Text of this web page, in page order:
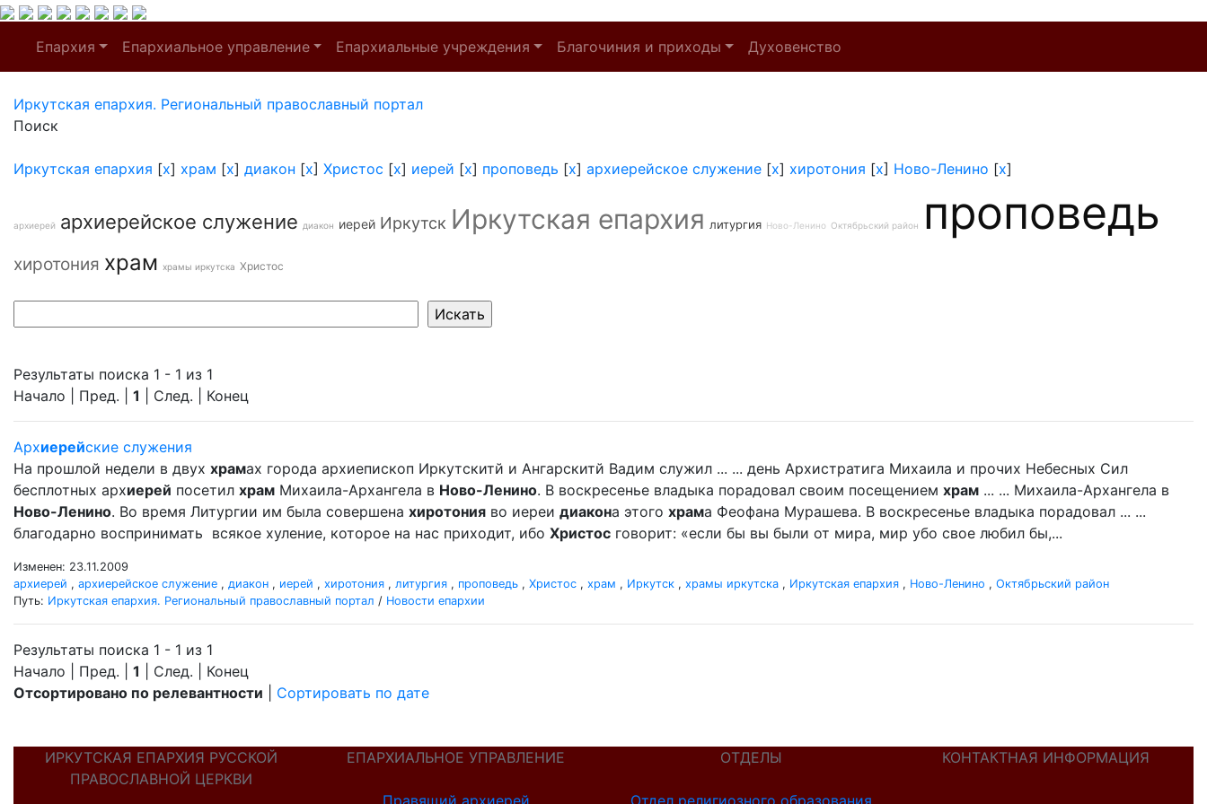
Епархия Епархиальное управление Епархиальные учреждения Благочиния и приходы Духовенство
Иркутская епархия. Региональный православный портал
Поиск
Иркутская епархия [x] храм [x] диакон [x] Христос [x] иерей [x] проповедь [x] архиерейское служение [x] хиротония [x] Ново-Ленино [x]
архиерей архиерейское служение диакон иерей Иркутск Иркутская епархия литургия Ново-Ленино Октябрьский район проповедь
хиротония храм храмы иркутска Христос
Результаты поиска 1 - 1 из 1
Начало | Пред. | 1 | След. | Конец
Архиерейские служения
На прошлой недели в двух храмах города архиепископ Иркутскитй и Ангарскитй Вадим служил ... ... день Архистратига Михаила и прочих Небесных Сил
бесплотных архиерей посетил храм Михаила-Архангела в Ново-Ленино. В воскресенье владыка порадовал своим посещением храм ... ... Михаила-Архангела в
Ново-Ленино. Во время Литургии им была совершена хиротония во иереи диакона этого храма Феофана Мурашева. В воскресенье владыка порадовал ... ...
благодарно воспринимать всякое хуление, которое на нас приходит, ибо Христос говорит: «если бы вы были от мира, мир убо свое любил бы,...
Изменен: 23.11.2009
архиерей , архиерейское служение , диакон , иерей , хиротония , литургия , проповедь , Христос , храм , Иркутск , храмы иркутска , Иркутская епархия , Ново-Ленино , Октябрьский район
Путь: Иркутская епархия. Региональный православный портал / Новости епархии
Результаты поиска 1 - 1 из 1
Начало | Пред. | 1 | След. | Конец
Отсортировано по релевантности
Сортировать по дате
ИРКУТСКАЯ ЕПАРХИЯ РУССКОЙ
ПРАВОСЛАВНОЙ ЦЕРКВИ
ЕПАРХИАЛЬНОЕ УПРАВЛЕНИЕ
Правящий архиерей
ОТДЕЛЫ
Отдел религиозного образования
КОНТАКТНАЯ ИНФОРМАЦИЯ